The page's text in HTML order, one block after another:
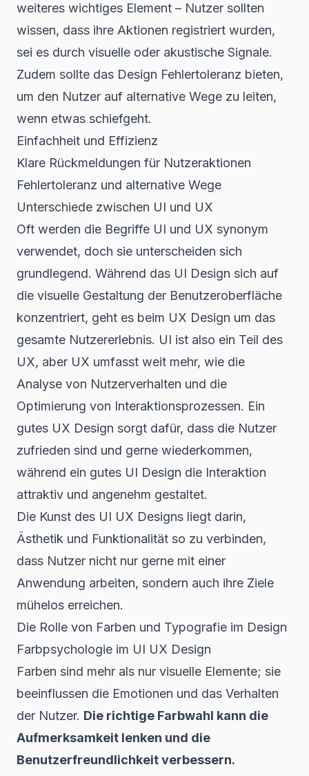
weiteres wichtiges Element – Nutzer sollten
wissen, dass ihre Aktionen registriert wurden,
sei es durch visuelle oder akustische Signale.
Zudem sollte das Design Fehlertoleranz bieten,
um den Nutzer auf alternative Wege zu leiten,
wenn etwas schiefgeht.
Einfachheit und Effizienz
Klare Rückmeldungen für Nutzeraktionen
Fehlertoleranz und alternative Wege
Unterschiede zwischen UI und UX
Oft werden die Begriffe UI und UX synonym
verwendet, doch sie unterscheiden sich
grundlegend. Während das UI Design sich auf
die visuelle Gestaltung der Benutzeroberfläche
konzentriert, geht es beim UX Design um das
gesamte Nutzererlebnis. UI ist also ein Teil des
UX, aber UX umfasst weit mehr, wie die
Analyse von Nutzerverhalten und die
Optimierung von Interaktionsprozessen. Ein
gutes UX Design sorgt dafür, dass die Nutzer
zufrieden sind und gerne wiederkommen,
während ein gutes UI Design die Interaktion
attraktiv und angenehm gestaltet.
Die Kunst des UI UX Designs liegt darin,
Ästhetik und Funktionalität so zu verbinden,
dass Nutzer nicht nur gerne mit einer
Anwendung arbeiten, sondern auch ihre Ziele
mühelos erreichen.
Die Rolle von Farben und Typografie im Design
Farbpsychologie im UI UX Design
Farben sind mehr als nur visuelle Elemente; sie
beeinflussen die Emotionen und das Verhalten
der Nutzer. Die richtige Farbwahl kann die
Aufmerksamkeit lenken und die
Benutzerfreundlichkeit verbessern.